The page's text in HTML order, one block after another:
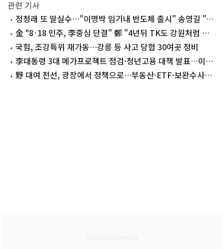
관련 기사
정청래 또 말실수…"이명박 임기내 반도체 출시" 송영길 "실
수한줄도 몰라"
金 "8·18 민주, 李중심 단결" 鄭 "4년뒤 TK도 강원처럼 승
리"(종합)
국힘, 조강특위 재가동…강릉 등 사고 당협 30여곳 정비
李대통령 3대 메가프로젝트 점검·청년고용 대책 발표…이번
주(10~16일) 주요 일정
野 대여 전선, 광장에서 정책으로…부동산·ETF·보완수사권